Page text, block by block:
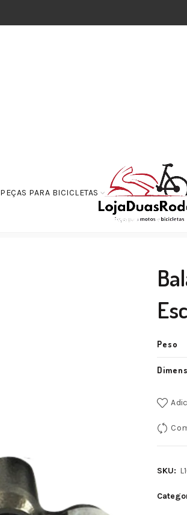
PEÇAS PARA BICICLETAS
Balancim Valvulas de Admissao e Escape C/
Peso
SKU: